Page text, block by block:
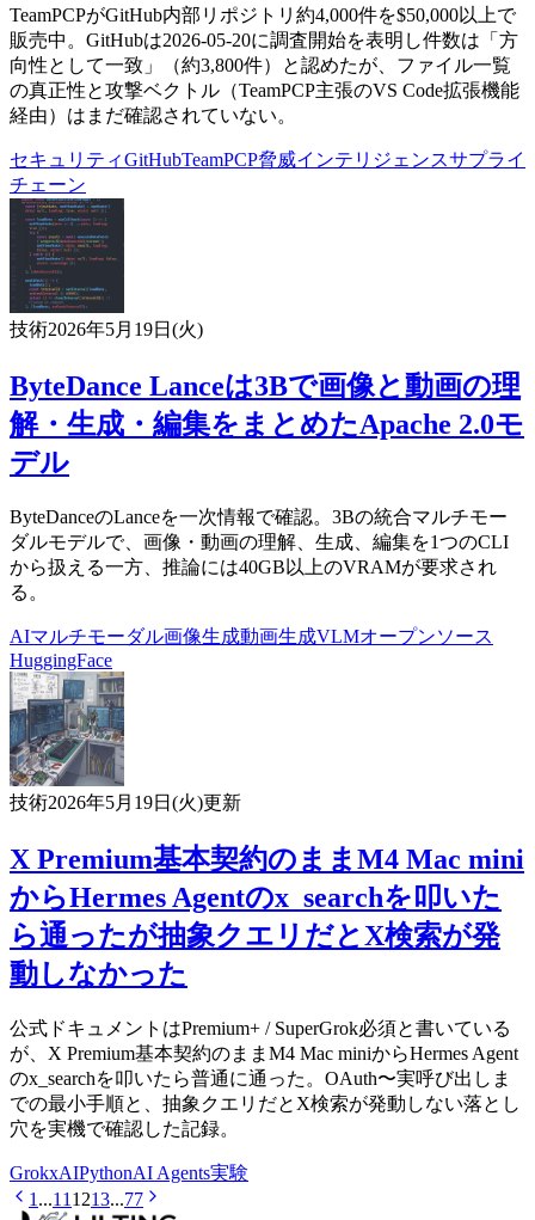
TeamPCPがGitHub内部リポジトリ約4,000件を$50,000以上で
販売中。GitHubは2026-05-20に調査開始を表明し件数は「方
向性として一致」（約3,800件）と認めたが、ファイル一覧
の真正性と攻撃ベクトル（TeamPCP主張のVS Code拡張機能
経由）はまだ確認されていない。
セキュリティGitHubTeamPCP脅威インテリジェンスサプライ
チェーン
技術2026年5月19日(火)
ByteDance Lanceは3Bで画像と動画の理
解・生成・編集をまとめたApache 2.0モ
デル
ByteDanceのLanceを一次情報で確認。3Bの統合マルチモー
ダルモデルで、画像・動画の理解、生成、編集を1つのCLI
から扱える一方、推論には40GB以上のVRAMが要求され
る。
AIマルチモーダル画像生成動画生成VLMオープンソース
HuggingFace
技術2026年5月19日(火)更新
X Premium基本契約のままM4 Mac mini
からHermes Agentのx_searchを叩いた
ら通ったが抽象クエリだとX検索が発
動しなかった
公式ドキュメントはPremium+ / SuperGrok必須と書いている
が、X Premium基本契約のままM4 Mac miniからHermes Agent
のx_searchを叩いたら普通に通った。OAuth〜実呼び出しま
での最小手順と、抽象クエリだとX検索が発動しない落とし
穴を実機で確認した記録。
GrokxAIPythonAI Agents実験
1 ...11 1213...77